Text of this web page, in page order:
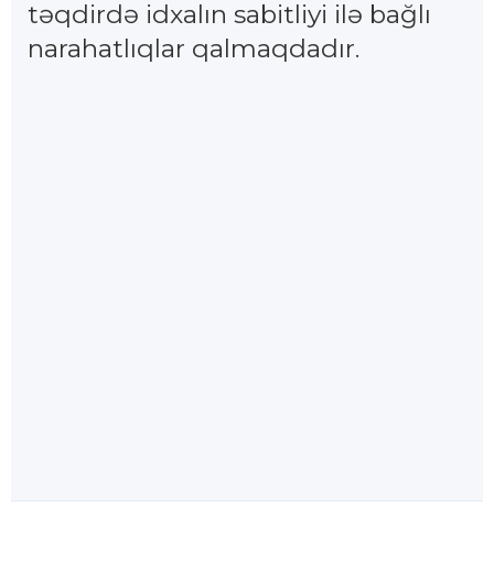
təqdirdə idxalın sabitliyi ilə bağlı
narahatlıqlar qalmaqdadır.